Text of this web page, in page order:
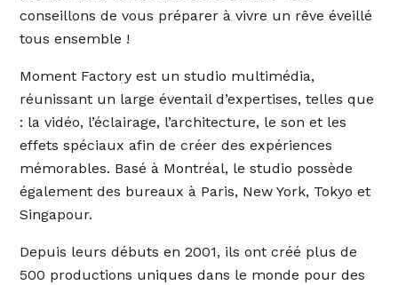
conseillons de vous préparer à vivre un rêve éveillé
tous ensemble !
Moment Factory est un studio multimédia,
réunissant un large éventail d’expertises, telles que
: la vidéo, l’éclairage, l’architecture, le son et les
effets spéciaux afin de créer des expériences
mémorables. Basé à Montréal, le studio possède
également des bureaux à Paris, New York, Tokyo et
Singapour.
Depuis leurs débuts en 2001, ils ont créé plus de
500 productions uniques dans le monde pour des